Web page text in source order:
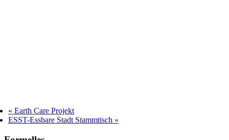
« Earth Care Projekt
ESST-Essbare Stadt Stammtisch »